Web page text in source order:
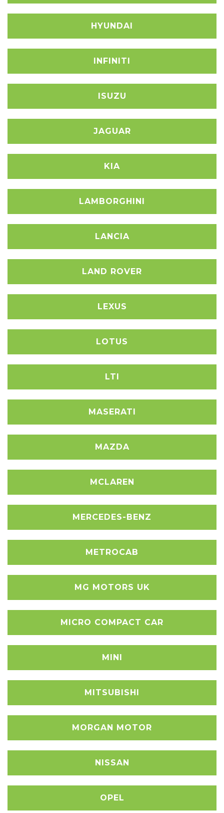
HYUNDAI
INFINITI
ISUZU
JAGUAR
KIA
LAMBORGHINI
LANCIA
LAND ROVER
LEXUS
LOTUS
LTI
MASERATI
MAZDA
MCLAREN
MERCEDES-BENZ
METROCAB
MG MOTORS UK
MICRO COMPACT CAR
MINI
MITSUBISHI
MORGAN MOTOR
NISSAN
OPEL